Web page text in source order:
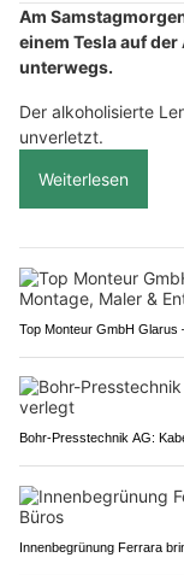
Am
einem Tesla auf
unterwegs.
Der alkoholisierte
unverletzt.
Weiterlesen
Top Monteur GmbH Glarus
Bohr-Presstechnik AG:
Innenbegrünung Ferrara